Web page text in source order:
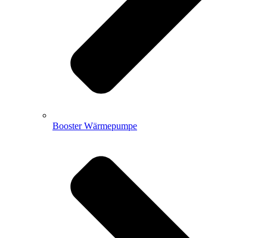
Booster Wärmepumpe